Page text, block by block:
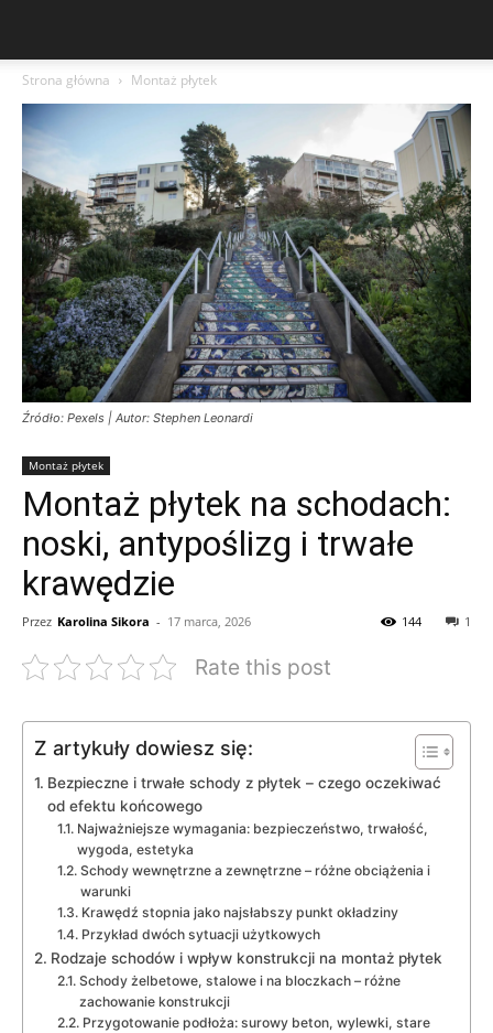
Strona główna Montaż płytek
Źródło: Pexels | Autor: Stephen Leonardi
Montaż płytek
Montaż płytek na schodach:
noski, antypoślizg i trwałe
krawędzie
Przez Karolina Sikora - 17 marca, 2026 1
144
Rate this post
Z artykuły dowiesz się:
Bezpieczne i trwałe schody z płytek – czego oczekiwać
od efektu końcowego
Najważniejsze wymagania: bezpieczeństwo, trwałość,
wygoda, estetyka
Schody wewnętrzne a zewnętrzne – różne obciążenia i
warunki
Krawędź stopnia jako najsłabszy punkt okładziny
Przykład dwóch sytuacji użytkowych
Rodzaje schodów i wpływ konstrukcji na montaż płytek
Schody żelbetowe, stalowe i na bloczkach – różne
zachowanie konstrukcji
Przygotowanie podłoża: surowy beton, wylewki, stare